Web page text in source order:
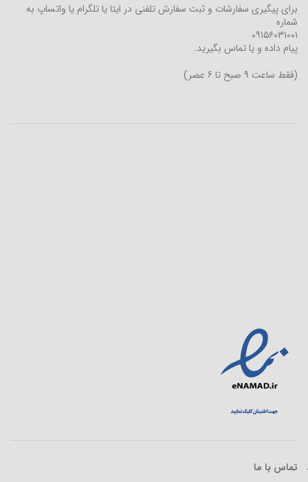
برای پیگیری سفارشات و ثبت سفارش تلفنی در ایتا یا تلگرام یا واتساپ به
شماره
۰۹۱۵۶۰۳۱۰۰۱
پیام داده و یا تماس بگیرید.
(فقط ساعت 9 صبح تا 6 عصر)
تماس با ما